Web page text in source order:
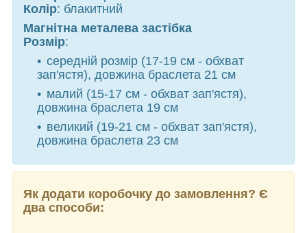
Колір: блакитний
Магнітна металева застібка
Розмір:
середній розмір (17-19 см - обхват
зап'ястя), довжина браслета 21 см
малий (15-17 см - обхват зап'ястя),
довжина браслета 19 см
великий (19-21 см - обхват зап'ястя),
довжина браслета 23 см
Як додати коробочку до замовлення? Є
два способи: